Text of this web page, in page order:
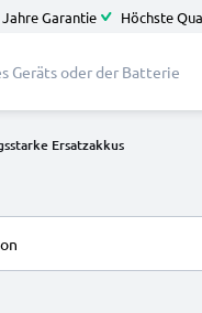
Jahre Garantie Höchste
Ersatzakkus